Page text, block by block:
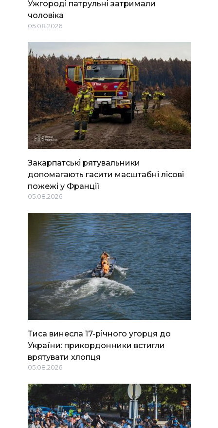
Ужгороді патрульні затримали
чоловіка
05.08.2026
Закарпатські рятувальники
допомагають гасити масштабні лісові
пожежі у Франції
05.08.2026
Тиса винесла 17-річного угорця до
України: прикордонники встигли
врятувати хлопця
05.08.2026